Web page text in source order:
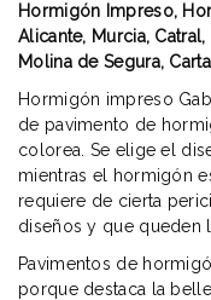
Hormigón Impreso,
Alicante, Murcia,
Molina de Segura,
Hormigón impreso
de pavimento de
colorea. Se elige el
mientras el hormigón
requiere de cierta
diseños y que queden
Pavimentos de
porque destaca la